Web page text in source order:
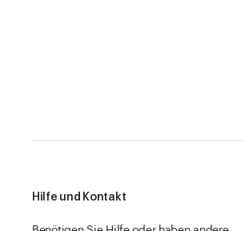
Hilfe und Kontakt